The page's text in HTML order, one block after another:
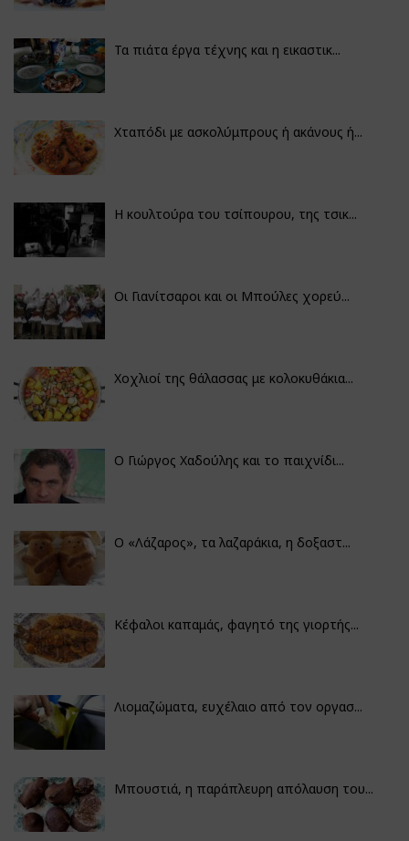
Τα πιάτα έργα τέχνης και η εικαστικ...
Χταπόδι με ασκολύμπρους ή ακάνους ή...
Η κουλτούρα του τσίπουρου, της τσικ...
Οι Γιανίτσαροι και οι Μπούλες χορεύ...
Χοχλιοί της θάλασσας με κολοκυθάκια...
Ο Γιώργος Χαδούλης και το παιχνίδι...
Ο «Λάζαρος», τα λαζαράκια, η δοξαστ...
Κέφαλοι καπαμάς, φαγητό της γιορτής...
Λιομαζώματα, ευχέλαιο από τον οργασ...
Μπουστιά, η παράπλευρη απόλαυση του...